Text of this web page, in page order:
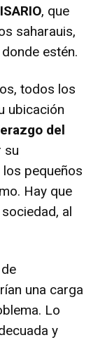
, que
saharauis,
estén.
todos los
ubicación
del
su
pequeños
Hay que
al
una carga
Lo
y